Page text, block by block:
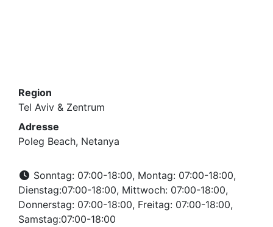
Region
Tel Aviv & Zentrum
Adresse
Poleg Beach, Netanya
Sonntag: 07:00-18:00, Montag: 07:00-18:00,
Dienstag:07:00-18:00, Mittwoch: 07:00-18:00,
Donnerstag: 07:00-18:00, Freitag: 07:00-18:00,
Samstag:07:00-18:00